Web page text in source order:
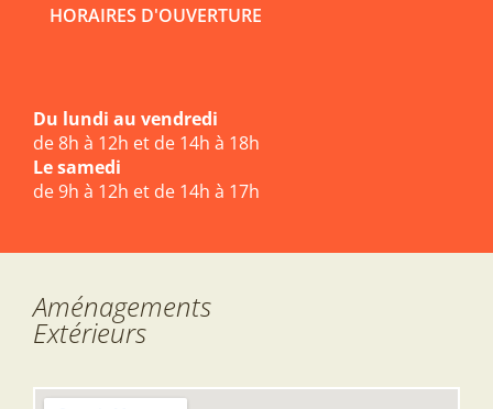
HORAIRES D'OUVERTURE
Du lundi au vendredi
de 8h à 12h et de 14h à 18h
Le samedi
de 9h à 12h et de 14h à 17h
Aménagements
Extérieurs